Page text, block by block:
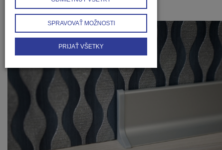
SPRAVOVAŤ MOŽNOSTI
PRIJAŤ VŠETKY